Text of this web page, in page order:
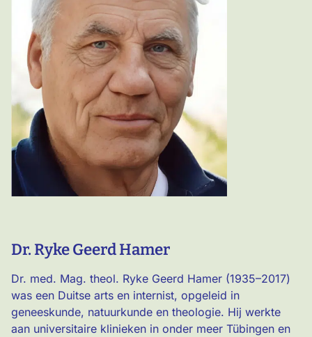
Dr. Ryke Geerd Hamer
Dr. med. Mag. theol. Ryke Geerd Hamer (1935–2017)
was een Duitse arts en internist, opgeleid in
geneeskunde, natuurkunde en theologie. Hij werkte
aan universitaire klinieken in onder meer Tübingen en